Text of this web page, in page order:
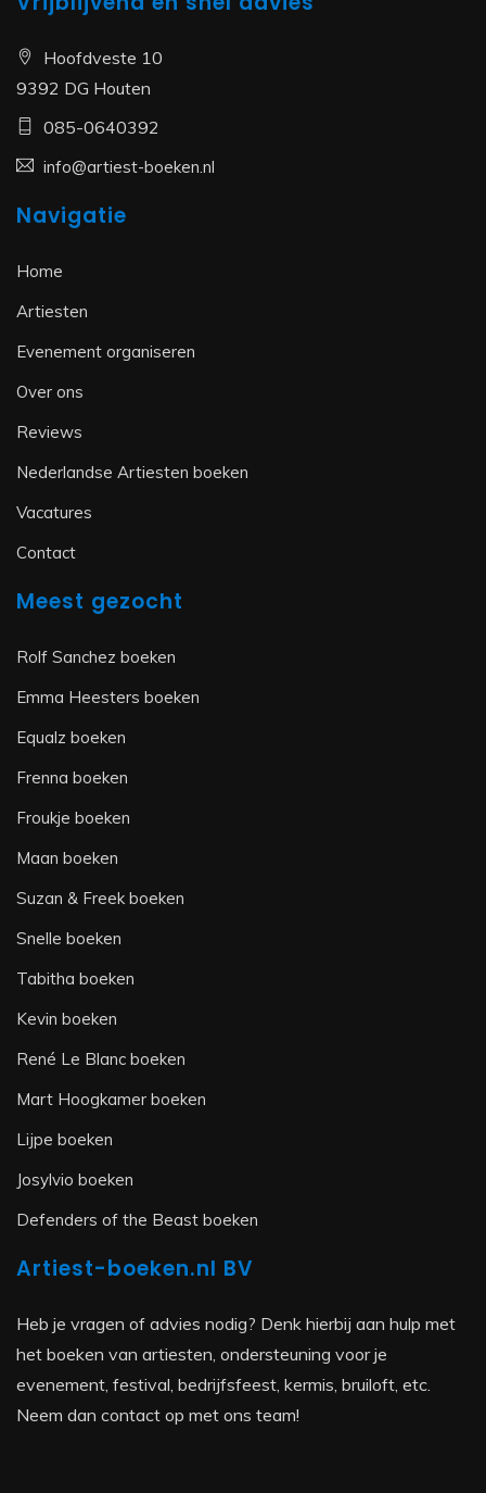
Hoofdveste 10
9392 DG Houten
085-0640392
info@artiest-boeken.nl
Navigatie
Home
Artiesten
Evenement organiseren
Over ons
Reviews
Nederlandse Artiesten boeken
Vacatures
Contact
Meest gezocht
Rolf Sanchez boeken
Emma Heesters boeken
Equalz boeken
Frenna boeken
Froukje boeken
Maan boeken
Suzan & Freek boeken
Snelle boeken
Tabitha boeken
Kevin boeken
René Le Blanc boeken
Mart Hoogkamer boeken
Lijpe boeken
Josylvio boeken
Defenders of the Beast boeken
Artiest-boeken.nl BV
Heb je vragen of advies nodig? Denk hierbij aan hulp met
het boeken van artiesten, ondersteuning voor je
evenement, festival, bedrijfsfeest, kermis, bruiloft, etc.
Neem dan contact op met ons team!